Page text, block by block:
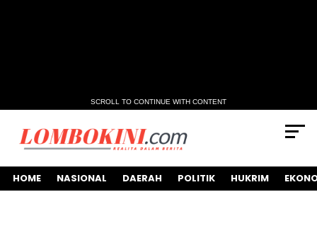
SCROLL TO CONTINUE WITH CONTENT
HOME NASIONAL DAERAH POLITIK HUKRIM